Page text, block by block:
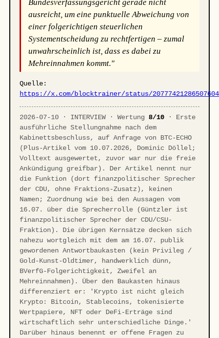
Bundesverfassungsgericht gerade nicht
ausreicht, um eine punktuelle Abweichung von
einer folgerichtigen steuerlichen
Systementscheidung zu rechtfertigen – zumal
unwahrscheinlich ist, dass es dabei zu
Mehreinnahmen kommt."
Quelle:
https://x.com/blocktrainer/status/
2026-07-10 · INTERVIEW · Wertung8/10 · Erste
ausführliche Stellungnahme nach dem
Kabinettsbeschluss, auf Anfrage von BTC-ECHO
(Plus-Artikel vom 10.07.2026, Dominic Döllel;
Volltext ausgewertet, zuvor war nur die freie
Ankündigung greifbar). Der Artikel nennt nur
die Funktion (dort finanzpolitischer Sprecher
der CDU, ohne Fraktions-Zusatz), keinen
Namen; Zuordnung wie bei den Aussagen vom
16.07. über die Sprecherrolle (Güntzler ist
finanzpolitischer Sprecher der CDU/CSU-
Fraktion). Die übrigen Kernsätze decken sich
nahezu wortgleich mit dem am 16.07. publik
gewordenen Antwortbaukasten (kein Privileg /
Gold-Kunst-Oldtimer, handwerklich dünn,
BVerfG-Folgerichtigkeit, Zweifel an
Mehreinnahmen). Über den Baukasten hinaus
differenziert er: 'Krypto ist nicht gleich
Krypto: Bitcoin, Stablecoins, tokenisierte
Wertpapiere, NFT oder DeFi-Erträge sind
wirtschaftlich sehr unterschiedliche Dinge.'
Darüber hinaus benennt er offene Fragen zu